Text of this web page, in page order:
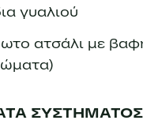
γυαλιού
ατσάλι με